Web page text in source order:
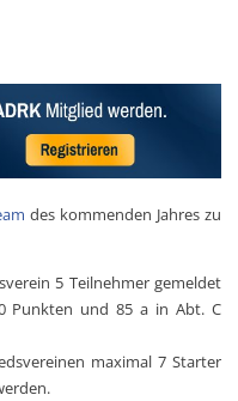
des kommenden Jahres zu
5 Teilnehmer gemeldet
Punkten und 85 a in Abt. C
maximal 7 Starter